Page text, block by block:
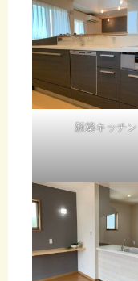
新築キッチン